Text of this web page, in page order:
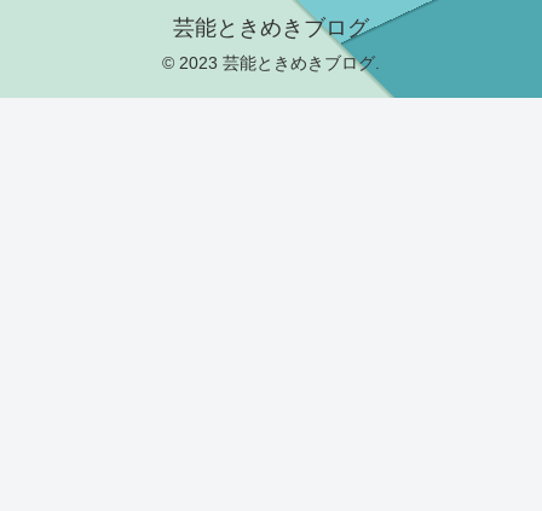
芸能ときめきブログ
© 2023 芸能ときめきブログ.